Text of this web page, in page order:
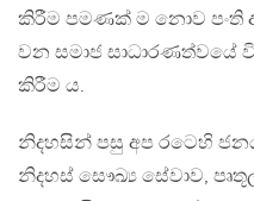
කිරීම පමණක් ම නොව පංති
වන සමාජ සාධාරණත්වයේ
කිරීම ය.
නිදහසින් පසු අප රටෙහි
නිදහස් සෞඛ්‍ය සේවාව,